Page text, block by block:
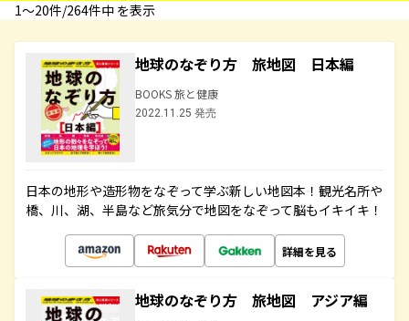
1〜20件/264件中 を表示
地球のなぞり方 旅地図 日本編
BOOKS 旅と健康
2022.11.25 発売
日本の地形や造形物をなぞって学ぶ新しい地図本！観光名所や
橋、川、湖、半島など旅気分で地図をなぞって脳もイキイキ！
詳細を見る
地球のなぞり方 旅地図 アジア編